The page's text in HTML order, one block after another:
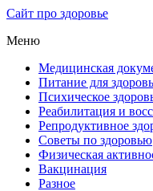
Сайт про здоровье
Меню
Медицинская
Питание для
Психическое
Реабилитация и
Репродуктивное
Советы по здоровью
Физическая
Вакцинация
Разное